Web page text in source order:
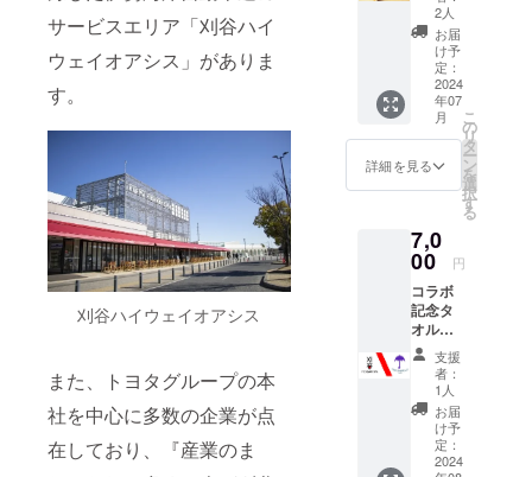
サービスエリア「刈谷ハイ
ウェイオアシス」がありま
す。
刈谷ハイウェイオアシス
また、トヨタグループの本
社を中心に多数の企業が点
在しており、『産業のま
★★２
５個限
定★★
【御礼
メール
＋カリ
アンブ
レラ革
キーホ
ルダー
＋FC刈
ムゲー
ム観戦
チケッ
ト】 内
容｜ ・
感謝の
メッ
セージ
メール
・カリ
アンブ
レラ革
キーホ
2人
お届
け予
定：
2024
年07
月
詳細を見る
こ
の
リ
タ
ー
ン
を
選
択
す
る
7,0
00 円
コラボ
記念タ
オルで
応援プ
ラン
【御礼
メール
＋FC刈
谷×カリ
アンブ
支援
者：
1人
お届
け予
定：
2024